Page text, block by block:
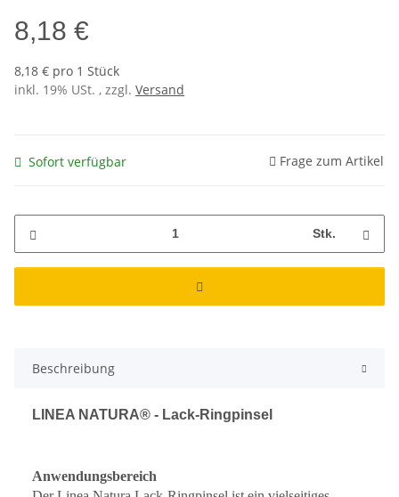
8,18 €
8,18 € pro 1 Stück
inkl. 19% USt. , zzgl. Versand
Sofort verfügbar Frage zum Artikel
Stk.
Beschreibung
LINEA NATURA® - Lack-Ringpinsel
Anwendungsbereich